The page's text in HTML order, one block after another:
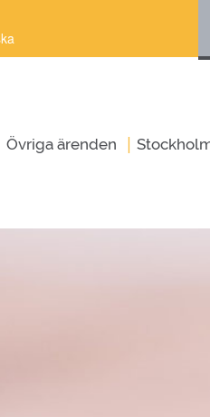
Övriga ärenden |